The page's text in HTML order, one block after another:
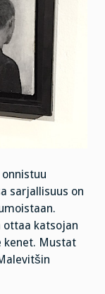
sarjallisuus on
ottaa katsojan
kenet. Mustat